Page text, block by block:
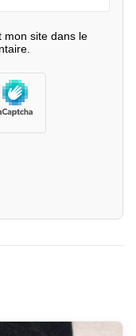
mon site dans le